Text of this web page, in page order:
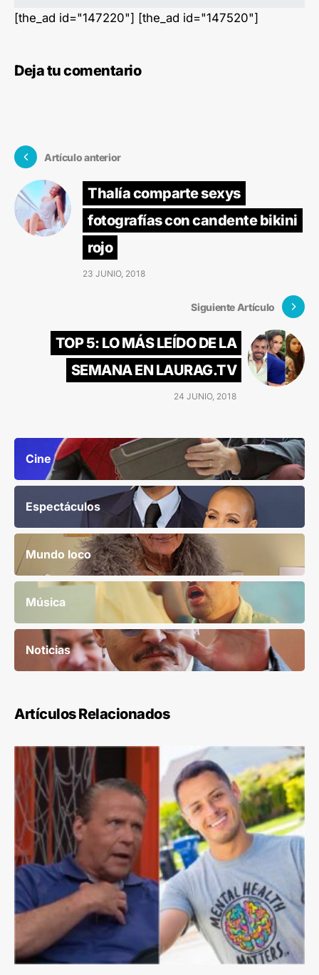
[the_ad id="147220"] [the_ad id="147520"]
Deja tu comentario
Artículo anterior
Thalía comparte sexys
fotografías con candente bikini
rojo
23 JUNIO, 2018
Siguiente Artículo
TOP 5: LO MÁS LEÍDO DE LA
SEMANA EN LAURAG.TV
24 JUNIO, 2018
Cine
Espectáculos
Mundo loco
Música
Noticias
Artículos Relacionados